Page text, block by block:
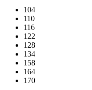
104
110
116
122
128
134
158
164
170